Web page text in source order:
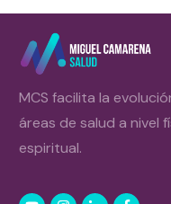
MCS facilita la
áreas de salud a nivel
espiritual.